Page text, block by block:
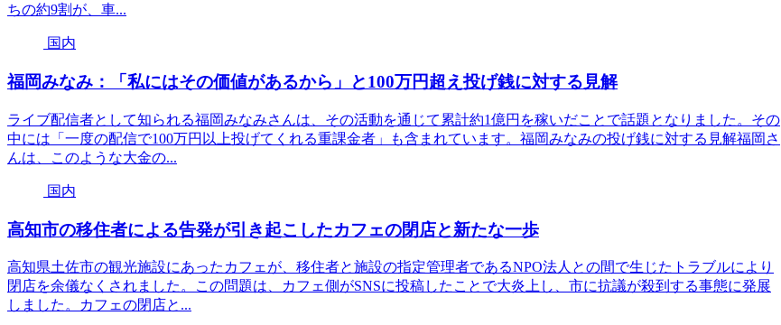
ちの約9割が、車...
国内
福岡みなみ：「私にはその価値があるから」と100万円超え投げ銭に対する見解
ライブ配信者として知られる福岡みなみさんは、その活動を通じて累計約1億円を稼いだことで話題となりました。その
中には「一度の配信で100万円以上投げてくれる重課金者」も含まれています。福岡みなみの投げ銭に対する見解福岡さ
んは、このような大金の...
国内
高知市の移住者による告発が引き起こしたカフェの閉店と新たな一歩
高知県土佐市の観光施設にあったカフェが、移住者と施設の指定管理者であるNPO法人との間で生じたトラブルにより
閉店を余儀なくされました。この問題は、カフェ側がSNSに投稿したことで大炎上し、市に抗議が殺到する事態に発展
しました。カフェの閉店と...